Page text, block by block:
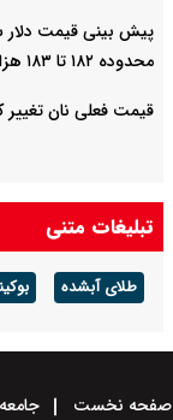
محدوده ۱۸۲ تا ۱۸۳ هزار تومان
قیمت فعلی نان
تبلیغات متنی
طلای آبشده
صفحه نخست جامعه